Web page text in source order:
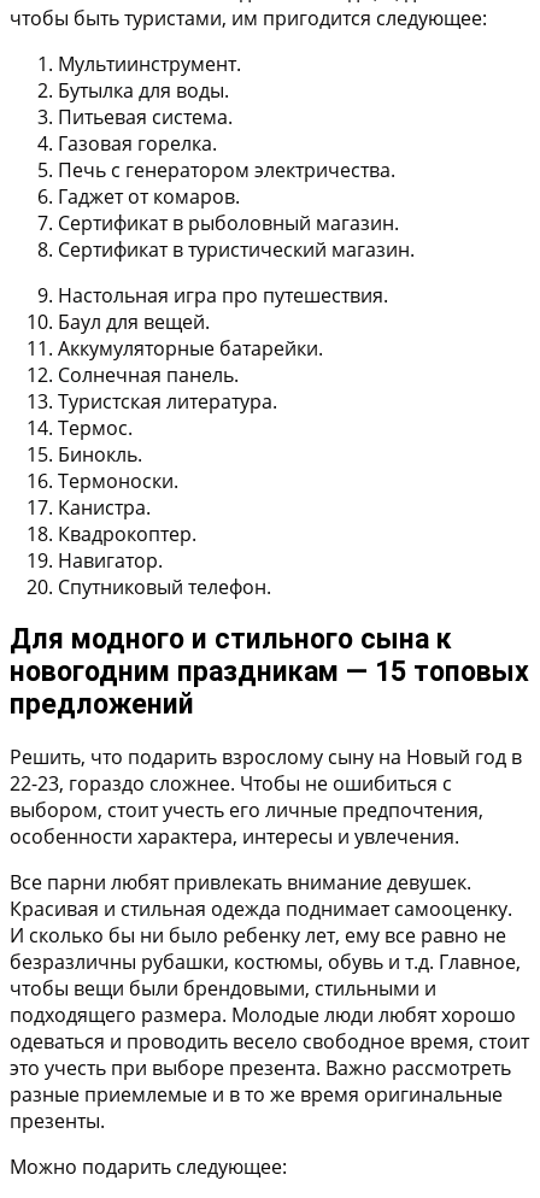
чтобы быть туристами, им пригодится следующее:
Мультиинструмент.
Бутылка для воды.
Питьевая система.
Газовая горелка.
Печь с генератором электричества.
Гаджет от комаров.
Сертификат в рыболовный магазин.
Сертификат в туристический магазин.
Настольная игра про путешествия.
Баул для вещей.
Аккумуляторные батарейки.
Солнечная панель.
Туристская литература.
Термос.
Бинокль.
Термоноски.
Канистра.
Квадрокоптер.
Навигатор.
Спутниковый телефон.
Для модного и стильного сына к
новогодним праздникам — 15 топовых
предложений
Решить, что подарить взрослому сыну на Новый год в
22-23, гораздо сложнее. Чтобы не ошибиться с
выбором, стоит учесть его личные предпочтения,
особенности характера, интересы и увлечения.
Все парни любят привлекать внимание девушек.
Красивая и стильная одежда поднимает самооценку.
И сколько бы ни было ребенку лет, ему все равно не
безразличны рубашки, костюмы, обувь и т.д. Главное,
чтобы вещи были брендовыми, стильными и
подходящего размера. Молодые люди любят хорошо
одеваться и проводить весело свободное время, стоит
это учесть при выборе презента. Важно рассмотреть
разные приемлемые и в то же время оригинальные
презенты.
Можно подарить следующее: